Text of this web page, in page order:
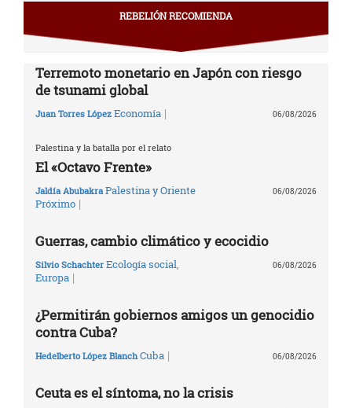
REBELIÓN RECOMIENDA
Terremoto monetario en Japón con riesgo
de tsunami global
Juan Torres López Economía | 06/08/2026
Palestina y la batalla por el relato
El «Octavo Frente»
Jaldía Abubakra Palestina y Oriente
Próximo |
06/08/2026
Guerras, cambio climático y ecocidio
Silvio Schachter Ecología social
Europa |
06/08/2026
¿Permitirán gobiernos amigos un genocidio
contra Cuba?
Hedelberto López Blanch Cuba | 06/08/2026
Ceuta es el síntoma, no la crisis